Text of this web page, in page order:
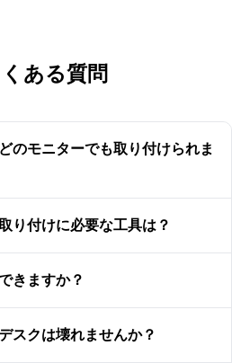
ある質問
のモニターでも取り付けられま
り付けに必要な工具は？
きますか？
スクは壊れませんか？